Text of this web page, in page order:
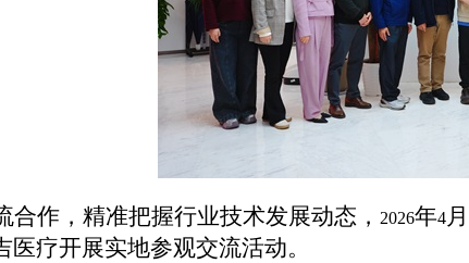
合作，精准把握行业技术发展动态， 2026年4月
医疗开展实地参观交流活动。